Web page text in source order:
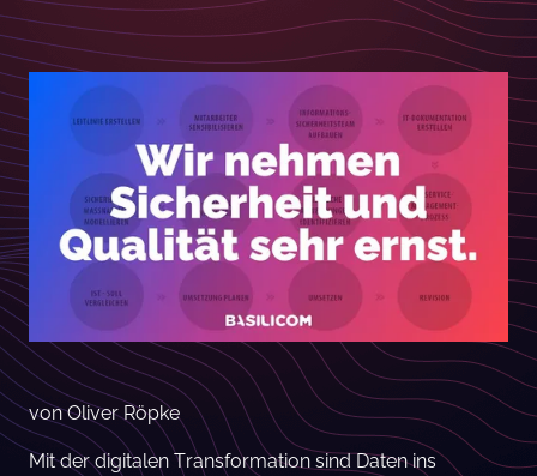
von Oliver Röpke
Mit der digitalen Transformation sind Daten ins